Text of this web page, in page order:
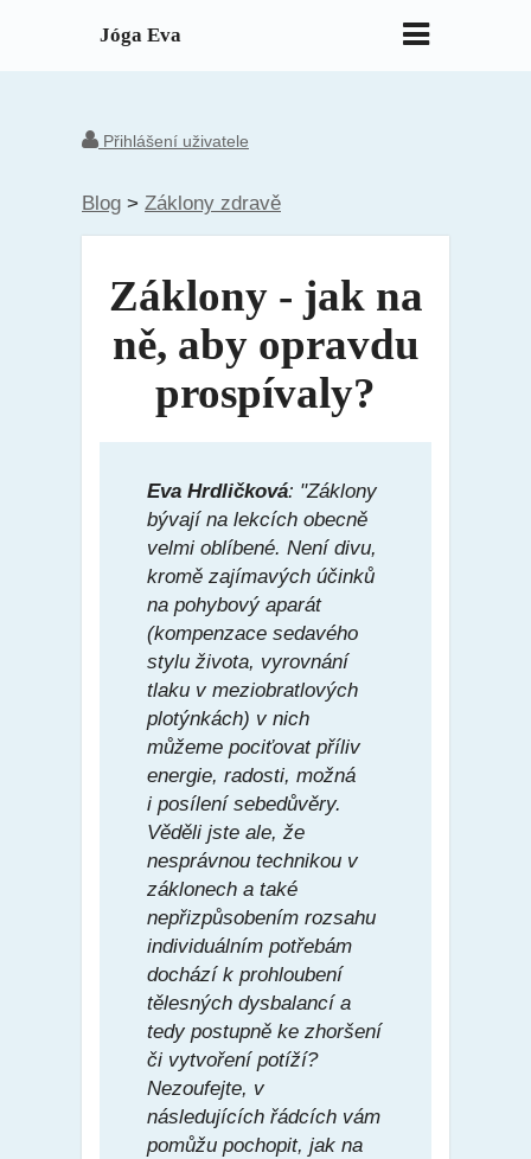
Jóga Eva
Přihlášení uživatele
Blog > Záklony zdravě
Záklony - jak na
ně, aby opravdu
prospívaly?
Eva Hrdličková: "Záklony
bývají na lekcích obecně
velmi oblíbené. Není divu,
kromě zajímavých účinků
na pohybový aparát
(kompenzace sedavého
stylu života, vyrovnání
tlaku v meziobratlových
plotýnkách) v nich
můžeme pociťovat příliv
energie, radosti, možná
i posílení sebedůvěry.
Věděli jste ale, že
nesprávnou technikou v
záklonech a také
nepřizpůsobením rozsahu
individuálním potřebám
dochází k prohloubení
tělesných dysbalancí a
tedy postupně ke zhoršení
či vytvoření potíží?
Nezoufejte, v
následujících řádcích vám
pomůžu pochopit, jak na